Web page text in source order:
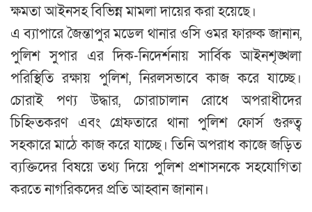
ক্ষমতা আইনসহ বিভিন্ন মামলা দায়ের করা হয়েছে।
এ ব্যাপারে জৈন্তাপুর মডেল থানার ওসি ওমর ফারুক জানান,
পুলিশ সুপার এর দিক-নিদের্শনায় সার্বিক আইনশৃঙ্খলা
পরিস্থিতি রক্ষায় পুলিশ, নিরলসভাবে কাজ করে যাচ্ছে।
চোরাই পণ্য উদ্ধার, চোরাচালান রোধে অপরাধীদের
চিহ্নিতকরণ এবং গ্রেফতারে থানা পুলিশ ফোর্স গুরুত্ব
সহকারে মাঠে কাজ করে যাচ্ছে। তিনি অপরাধ কাজে জড়িত
ব্যক্তিদের বিষয়ে তথ্য দিয়ে পুলিশ প্রশাসনকে সহযোগিতা
করতে নাগরিকদের প্রতি আহ্বান জানান।